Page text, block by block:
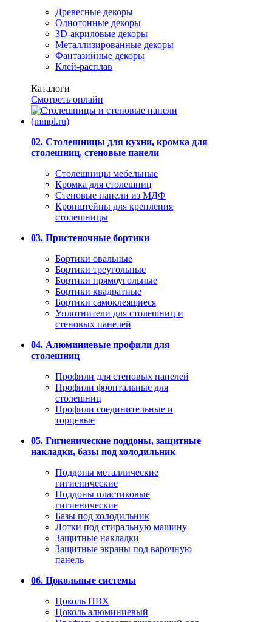
Древесные декоры
Однотонные декоры
3D-акриловые декоры
Металлизированные декоры
Фантазийные декоры
Клей-расплав
Каталоги
Смотреть онлайн
02. Столешницы для кухни, кромка для
столешниц, стеновые панели
Столешницы мебельные
Кромка для столешниц
Стеновые панели из МДФ
Кронштейны для крепления
столешницы
03. Пристеночные бортики
Бортики овальные
Бортики треугольные
Бортики прямоугольные
Бортики квадратные
Бортики самоклеящиеся
Уплотнители для столешниц и
стеновых панелей
04. Алюминиевые профили для
столешниц
Профили для стеновых панелей
Профили фронтальные для
столешниц
Профили соединительные и
торцевые
05. Гигиенические поддоны, защитные
накладки, базы под холодильник
Поддоны металлические
гигиенические
Поддоны пластиковые
гигиенические
Базы под холодильник
Лотки под стиральную машину
Защитные накладки
Защитные экраны под варочную
панель
06. Цокольные системы
Цоколь ПВХ
Цоколь алюминиевый